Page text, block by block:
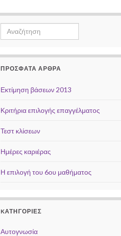
Search
for:
ΠΡΌΣΦΑΤΑ ΆΡΘΡΑ
Εκτίμηση βάσεων 2013
Κριτήρια επιλογής επαγγέλματος
Τεστ κλίσεων
Ημέρες καριέρας
Η επιλογή του 6ου μαθήματος
KΑΤΗΓΟΡΊΕΣ
Αυτογνωσία